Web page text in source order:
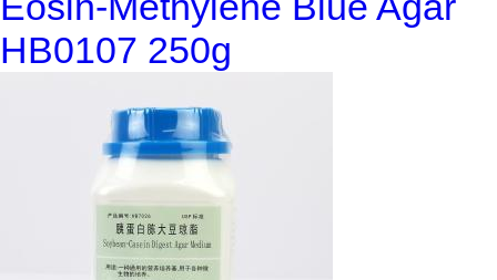
HB0107 250g